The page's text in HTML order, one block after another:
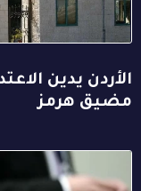
الأردن يدين
مضيق هرمز